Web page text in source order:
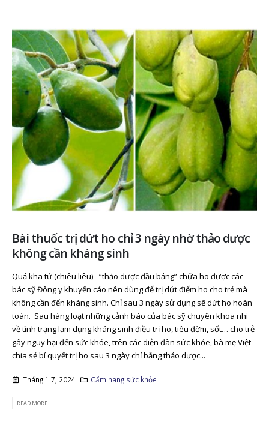
Bài thuốc trị dứt ho chỉ 3 ngày nhờ thảo dược
không cần kháng sinh
Quả kha tử (chiêu liêu) - “thảo dược đầu bảng” chữa ho được các
bác sỹ Đông y khuyến cáo nên dùng để trị dứt điểm ho cho trẻ mà
không cần đến kháng sinh. Chỉ sau 3 ngày sử dụng sẽ dứt ho hoàn
toàn. Sau hàng loạt những cảnh báo của bác sỹ chuyên khoa nhi
về tình trạng lạm dụng kháng sinh điều trị ho, tiêu đờm, sốt… cho trẻ
gây nguy hại đến sức khỏe, trên các diễn đàn sức khỏe, bà mẹ Việt
chia sẻ bí quyết trị ho sau 3 ngày chỉ bằng thảo dược...
Tháng 1 7, 2024 Cẩm nang sức khỏe
READ MORE...